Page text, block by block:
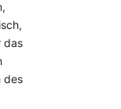
das
des